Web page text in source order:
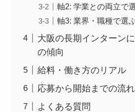
軸2: 学業との両立で
軸3: 業界・職種で選
大阪の長期インターン
の傾向
給料・働き方のリアル
応募から開始までの流
よくある質問